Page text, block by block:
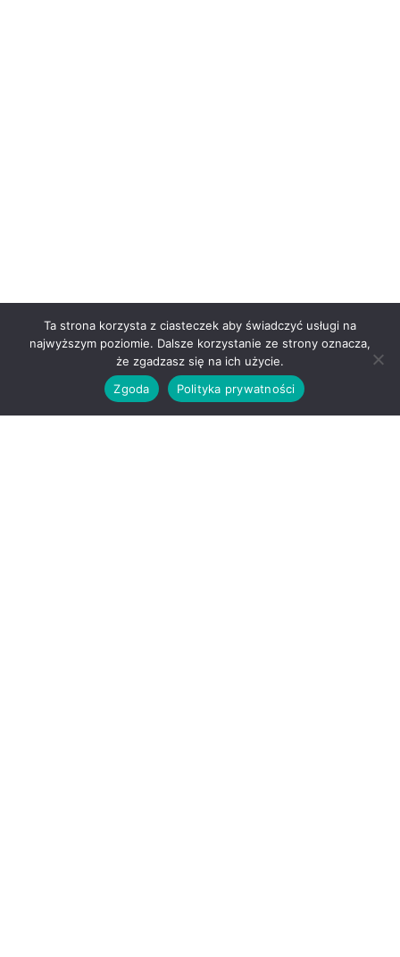
0
Ta strona korzysta z ciasteczek aby świadczyć usługi na
najwyższym poziomie. Dalsze korzystanie ze strony oznacza,
że zgadzasz się na ich użycie.
Zgoda
Polityka prywatności